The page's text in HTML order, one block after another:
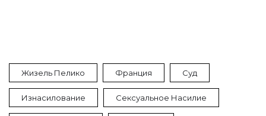
Жизель Пелико Франция Суд
Изнасилование Сексуальное Насилие